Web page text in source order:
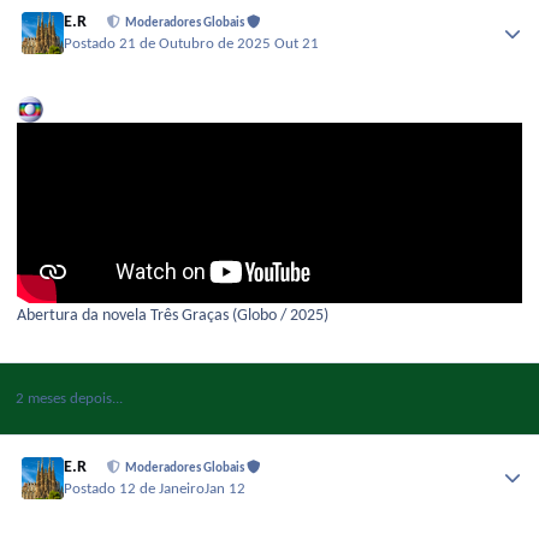
E.R Moderadores Globais
Postado21 de Outubro de 2025Out 21
Abertura da novela Três Graças (Globo / 2025)
2 meses depois...
E.R Moderadores Globais
Postado 12 de JaneiroJan 12